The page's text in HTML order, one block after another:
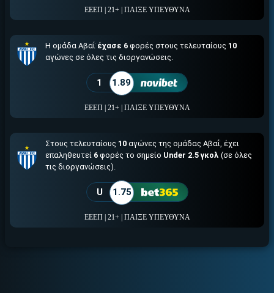
ΕΕΕΠ | 21+ | ΠΑΙΞΕ ΥΠΕΥΘΥΝΑ
Η ομάδα Αβαΐ έχασε 6 φορές στους τελευταίους 10
αγώνες σε όλες τις διοργανώσεις.
1 1.89
ΕΕΕΠ | 21+ | ΠΑΙΞΕ ΥΠΕΥΘΥΝΑ
Στους τελευταίους 10 αγώνες της ομάδας Αβαΐ, έχει
επαληθευτεί 6 φορές το σημείο Under 2.5 γκολ (σε όλες
τις διοργανώσεις).
U 1.75
ΕΕΕΠ | 21+ | ΠΑΙΞΕ ΥΠΕΥΘΥΝΑ